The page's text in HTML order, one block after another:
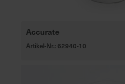
Accurate
Artikel-Nr.: 62940-10